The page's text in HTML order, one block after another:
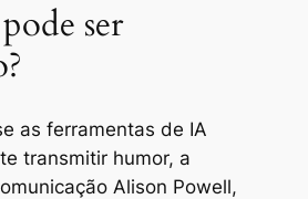
ser
as ferramentas de IA
transmitir humor, a
Alison Powell,